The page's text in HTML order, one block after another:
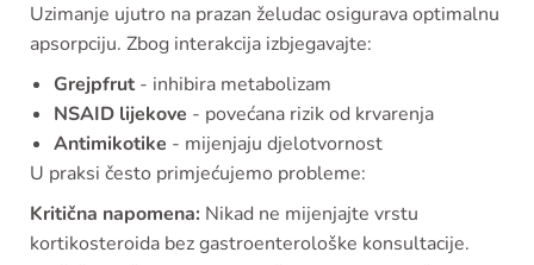
Uzimanje ujutro na prazan želudac osigurava optimalnu
apsorpciju. Zbog interakcija izbjegavajte:
Grejpfrut - inhibira metabolizam
NSAID lijekove - povećana rizik od krvarenja
Antimikotike - mijenjaju djelotvornost
U praksi često primjećujemo probleme:
Kritična napomena: Nikad ne mijenjajte vrstu
kortikosteroida bez gastroenterološke konsultacije.